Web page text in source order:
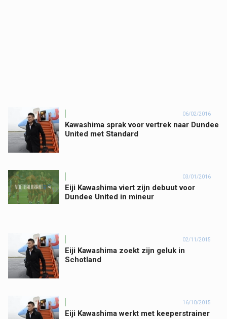
06/02/2016
Kawashima sprak voor vertrek naar Dundee
United met Standard
03/01/2016
Eiji Kawashima viert zijn debuut voor
Dundee United in mineur
02/11/2015
Eiji Kawashima zoekt zijn geluk in
Schotland
16/10/2015
Eiji Kawashima werkt met keeperstrainer